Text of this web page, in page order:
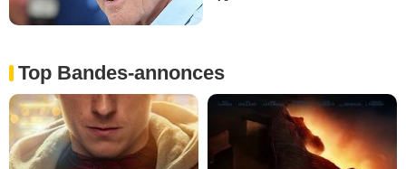
Top Bandes-annonces